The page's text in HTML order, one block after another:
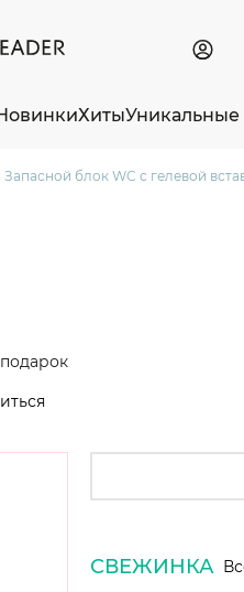
ХитыУникальные
Запасной блок WC с гелевой
СВЕЖИНКА